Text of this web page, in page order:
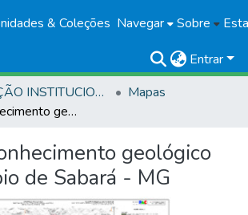
& Coleções Navegar Sobre
Entrar
PRODUÇÃO INSTITUCIONAL
Mapas
Mapa do conhecimento geológico do município de Sabará - MG
geológico
de Sabará - MG